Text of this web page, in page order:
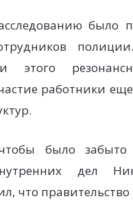
было
этого
работники
было забыто
дел
что правительство